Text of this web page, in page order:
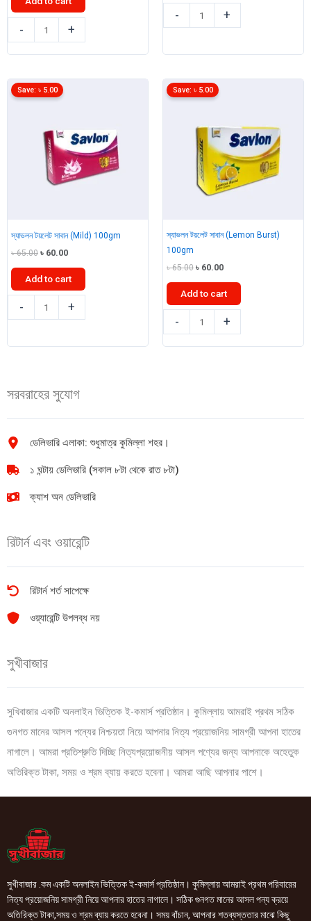
৳ 80.00.
-
লিকুইড
হ্যান্ডওয়াশ
Fresh)
170ml
+
-
হ্যান্ড
বক্স
quantity
+
স্যাভলন টয়লেট সাবান (Mild) 100gm
৳65.00 Original
was:
৳ 65.00.
৳ 60.00Current
is:
৳ 60.00.
Save: ৳ 5.00
Add to cart
-
টয়লেট
(Mild)
+
স্যাভলন টয়লেট সাবান (Lemon Burst)
100gm
৳65.00 Original
was:
৳ 65.00.
৳ 60.00Current
is:
৳ 60.00.
Save: ৳ 5.00
Add to cart
-
টয়লেট
সাবান
+
সরবরাহের সুযোগ
ডেলিভারি এলাকা: শুধুমাত্র কুমিল্লা শহর।
১ ঘন্টায় ডেলিভারি (সকাল ৮টা থেকে রাত ৮টা)
ক্যাশ অন ডেলিভারি
রিটার্ন এবং ওয়ারেন্টি
রিটার্ন শর্ত সাপেক্ষে
ওয়্যারেন্টি উপলব্ধ নয়
সুখীবাজার
সুখিবাজার একটি অনলাইন ভিত্তিক ই-কমার্স প্রতিষ্ঠান। কুমিল্লায় আমরাই প্রথম সঠিক
গুনগত মানের আসল পন্যের নিশ্চয়তা নিয়ে আপনার নিত্য প্রয়োজনিয় সামগ্রী আপনা হাতের
নাগালে। আমরা প্রতিশ্রুতি দিচ্ছি নিত্যপ্রয়োজনীয় আসল পণ্যের জন্য আপনাকে অহেতুক
অতিরিক্ত টাকা, সময় ও শ্রম ব্যায় করতে হবেনা। আমরা আছি আপনার পাশে।
সুখীবাজার .কম একটি অনলাইন ভিত্তিক ই-কমার্স প্রতিষ্ঠান। কুমিল্লায় আমরাই প্রথম পরিবারের
নিত্য প্রয়োজনিয় সামগ্রী নিয়ে আপনার হাতের নাগালে। সঠিক গুনগত মানের আসল পন্য ক্রয়ে
অতিরিক্ত টাকা,সময় ও শ্রম ব্যায় করতে হবেনা। সময় বাঁচান, আপনার শতব্যস্ততার মাঝে কিছু